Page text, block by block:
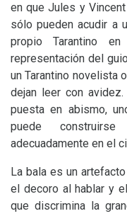
en que Jules y
sólo pueden acudir a
propio Tarantino
representación del
un Tarantino novelista
dejan leer con
puesta en abismo,
puede
adecuadamente en el
La bala es un
el decoro al hablar y
que discrimina la